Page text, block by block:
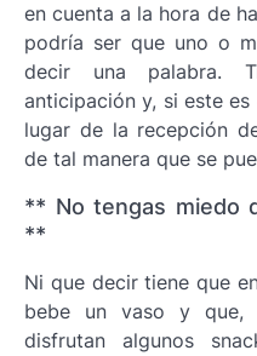
en cuenta a la hora de
podría ser que uno o
decir una palabra.
anticipación y, si este
lugar de la recepción
de tal manera que se
** No tengas miedo
**
Ni que decir tiene que
bebe un vaso y que,
disfrutan algunos